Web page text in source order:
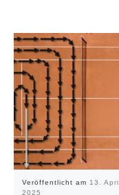
Veröffentlicht am 13. April
2025